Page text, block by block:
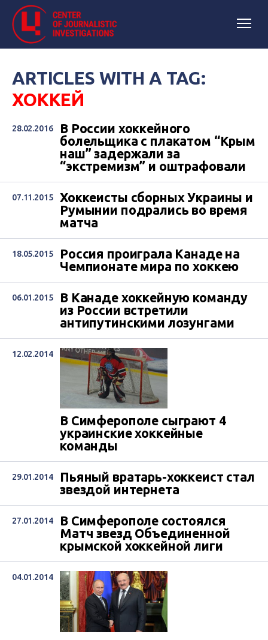
ARTICLES WITH A TAG:
ХОККЕЙ
28.02.2016
В России хоккейного
болельщика с плакатом “Крым
наш” задержали за
“экстремизм” и оштрафовали
07.11.2015
Хоккеисты сборных Украины и
Румынии подрались во время
матча
18.05.2015
Россия проиграла Канаде на
Чемпионате мира по хоккею
06.01.2015
В Канаде хоккейную команду
из России встретили
антипутинскими лозунгами
12.02.2014
В Симферополе сыграют 4
украинские хоккейные
команды
29.01.2014
Пьяный вратарь-хоккеист стал
звездой интернета
27.01.2014
В Симферополе состоялся
Матч звезд Объединенной
крымской хоккейной лиги
04.01.2014